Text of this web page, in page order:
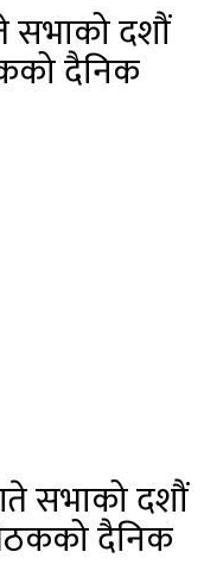
सभाको दशौं
दैनिक
सभाको दशौं
दैनिक